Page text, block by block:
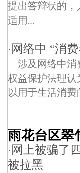
提出答辩状的，
适用...
· 网络中 “消
涉及网络中消
权益保护法理认
以用于生活消
雨花台区翠
· 网上被骗了
被拉黑